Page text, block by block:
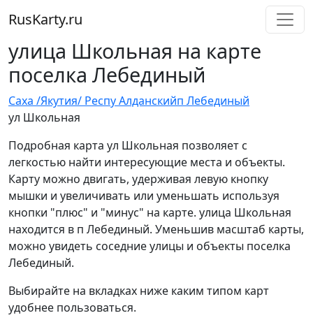
RusKarty.ru
улица Школьная на карте
поселка Лебединый
Саха /Якутия/ Респу Алданскийп Лебединый
ул Школьная
Подробная карта ул Школьная позволяет с
легкостью найти интересующие места и объекты.
Карту можно двигать, удерживая левую кнопку
мышки и увеличивать или уменьшать используя
кнопки "плюс" и "минус" на карте. улица Школьная
находится в п Лебединый. Уменьшив масштаб карты,
можно увидеть соседние улицы и объекты поселка
Лебединый.
Выбирайте на вкладках ниже каким типом карт
удобнее пользоваться.